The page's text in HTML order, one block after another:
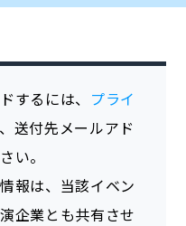
するには、 プライ
送付先メールアド
い。
報は、当該イベン
企業とも共有させ